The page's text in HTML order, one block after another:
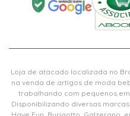
Loja de atacado localizada no
na venda de artigos de moda
trabalhando com pequenos
Disponibilizando diversas